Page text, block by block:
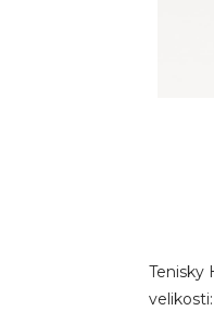
Tenisky
velikosti: